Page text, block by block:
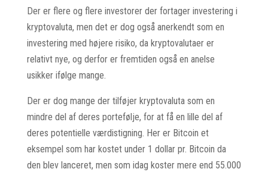
Der er flere og flere investorer der fortager investering i
kryptovaluta, men det er dog også anerkendt som en
investering med højere risiko, da kryptovalutaer er
relativt nye, og derfor er fremtiden også en anelse
usikker ifølge mange.
Der er dog mange der tilføjer kryptovaluta som en
mindre del af deres portefølje, for at få en lille del af
deres potentielle værdistigning. Her er Bitcoin et
eksempel som har kostet under 1 dollar pr. Bitcoin da
den blev lanceret, men som idag koster mere end 55.000